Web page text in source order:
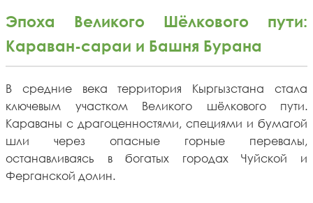
Эпоха Великого Шёлкового пути:
Караван-сараи и Башня Бурана
В средние века территория Кыргызстана стала
ключевым участком Великого шёлкового пути.
Караваны с драгоценностями, специями и бумагой
шли через опасные горные перевалы,
останавливаясь в богатых городах Чуйской и
Ферганской долин.